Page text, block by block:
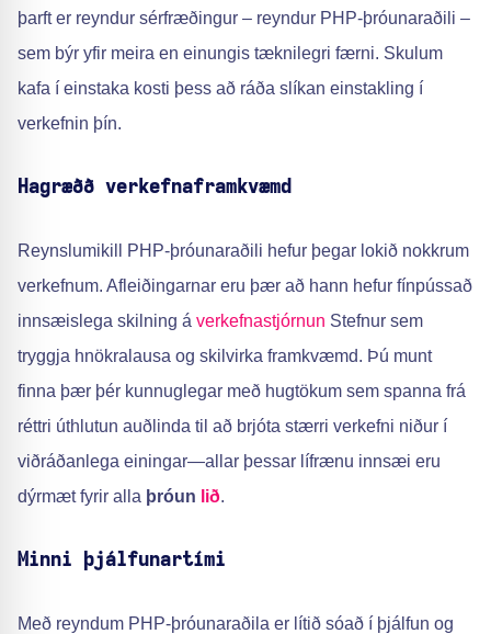
þarft er reyndur sérfræðingur – reyndur PHP-þróunaraðili –
sem býr yfir meira en einungis tæknilegri færni. Skulum
kafa í einstaka kosti þess að ráða slíkan einstakling í
verkefnin þín.
Hagræðð verkefnaframkvæmd
Reynslumikill PHP-þróunaraðili hefur þegar lokið nokkrum
verkefnum. Afleiðingarnar eru þær að hann hefur fínpússað
innsæislega skilning á verkefnastjórnun Stefnur sem
tryggja hnökralausa og skilvirka framkvæmd. Þú munt
finna þær þér kunnuglegar með hugtökum sem spanna frá
réttri úthlutun auðlinda til að brjóta stærri verkefni niður í
viðráðanlega einingar—allar þessar lífrænu innsæi eru
dýrmæt fyrir alla þróun lið.
Minni þjálfunartími
Með reyndum PHP-þróunaraðila er lítið sóað í þjálfun og